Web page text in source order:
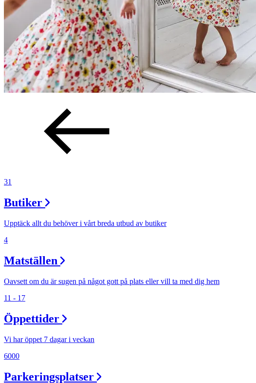
31
Butiker
Upptäck allt du behöver i vårt breda utbud av butiker
4
Matställen
Oavsett om du är sugen på något gott på plats eller vill ta med dig hem
11 - 17
Öppettider
Vi har öppet 7 dagar i veckan
6000
Parkeringsplatser